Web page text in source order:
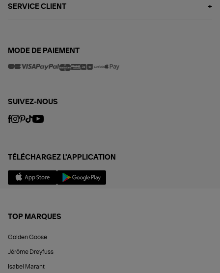
SERVICE CLIENT
MODE DE PAIEMENT
SUIVEZ-NOUS
TÉLÉCHARGEZ L'APPLICATION
TOP MARQUES
Golden Goose
Jérôme Dreyfuss
Isabel Marant